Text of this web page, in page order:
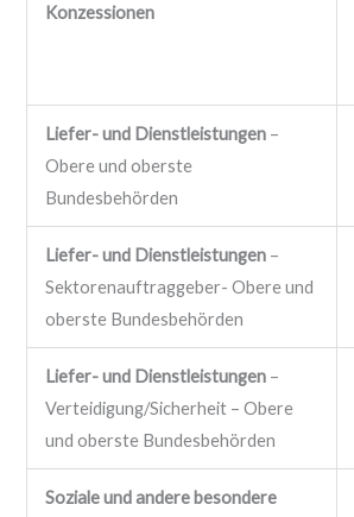
Konzessionen
Liefer- und Dienstleistungen –
Obere und oberste
Bundesbehörden
Liefer- und Dienstleistungen –
Sektorenauftraggeber- Obere und
oberste Bundesbehörden
Liefer- und Dienstleistungen –
Verteidigung/Sicherheit – Obere
und oberste Bundesbehörden
Soziale und andere besondere